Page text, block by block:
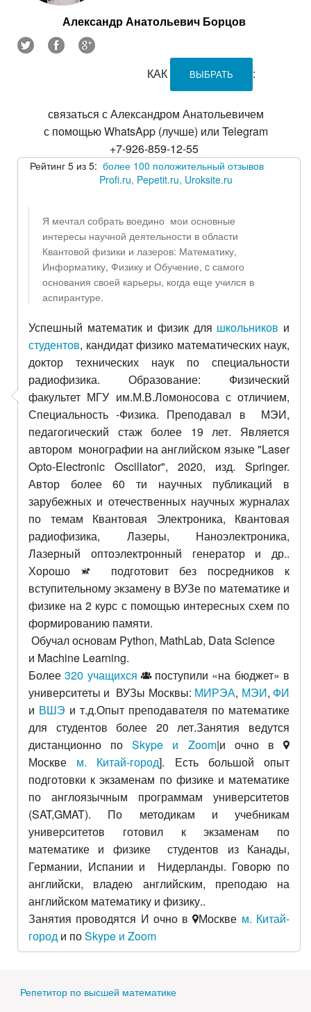
Александр Анатольевич Борцов
КАК ВЫБРАТЬ :
связаться с Александром Анатольевичем
с помощью WhatsApp (лучше) или Telegram
+7-926-859-12-55
Рейтинг 5 из 5: более 100 положительный отзывов
Profi.ru, Pepetit.ru, Uroksite.ru
Я мечтал собрать воедино мои основные
интересы научной деятельности в области
Квантовой физики и лазеров: Математику,
Информатику, Физику и Обучение, c самого
основания своей карьеры, когда еще учился в
аспирантуре.
Успешный математик и физик для школьников и
студентов, кандидат физико математических наук,
доктор технических наук по специальности
радиофизика. Образование: Физический
факультет МГУ им.М.В.Ломоносова с отличием,
Специальность -Физика. Преподавал в МЭИ,
педагогический стаж более 19 лет. Является
автором монографии на английском языке "Laser
Opto-Electronic Oscillator", 2020, изд. Springer.
Автор более 60 ти научных публикаций в
зарубежных и отечественных научных журналах
по темам Квантовая Электроника, Квантовая
радиофизика, Лазеры, Наноэлектроника,
Лазерный оптоэлектронный генератор и др..
Хорошо
подготовит без посредников к
вступительному экзамену в ВУЗе по математике и
физике на 2 курс с помощью интересных схем по
формированию памяти.
Обучал основам Python, MathLab, Data Science
и Machine Learning.
Более320 учащихся
поступили «на бюджет» в
университеты и ВУЗы Москвы: МИРЭА, МЭИ, ФИ
и ВШЭ и т.д.Опыт преподавателя по математике
для студентов более 20 лет.Занятия ведутся
дистанционно поSkype и Zoom|и очно в
Москве м. Китай-город]. Есть большой опыт
подготовки к экзаменам по физике и математике
по англоязычным программам университетов
(SAT,GMAT). По методикам и учебникам
университетов готовил к экзаменам по
математике и физике студентов из Канады,
Германии, Испании и Нидерланды. Говорю по
английски, владею английским, преподаю на
английском математику и физику..
Занятия проводятся И очно в
Москве м. Китай-
город и поSkype и Zoom
Репетитор по высшей математике